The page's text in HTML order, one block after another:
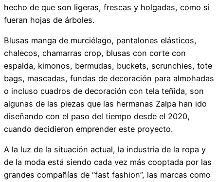
hecho de que son ligeras, frescas y holgadas, como si
fueran hojas de árboles.
Blusas manga de murciélago, pantalones elásticos,
chalecos, chamarras crop, blusas con corte con
espalda, kimonos, bermudas, buckets, scrunchies, tote
bags, mascadas, fundas de decoración para almohadas
o incluso cuadros de decoración con tela teñida, son
algunas de las piezas que las hermanas Zalpa han ido
diseñando con el paso del tiempo desde el 2020,
cuando decidieron emprender este proyecto.
A la luz de la situación actual, la industria de la ropa y
de la moda está siendo cada vez más cooptada por las
grandes compañías de “fast fashion”, las marcas como